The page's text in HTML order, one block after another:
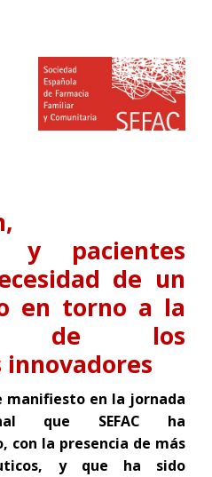
y pacientes
de un
en torno a la
de los
manifiesto en la jornada
que SEFAC ha
con la presencia de más
y que ha sido